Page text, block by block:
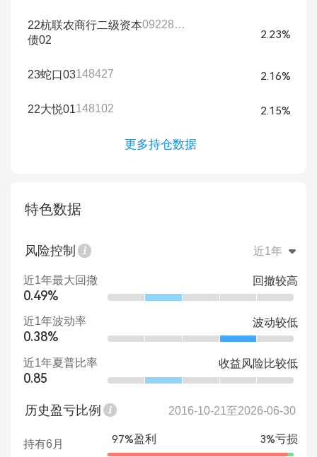
22杭联农商行二级资本
债02
092280024
2.23%
23蛇口03148427 2.16%
22大悦01148102 2.15%
更多持仓数据
特色数据
风险控制 近1年
近1年最大回撤
0.49%
回撤较高
近1年波动率
0.38%
波动较低
近1年夏普比率
0.85
收益风险比较低
历史盈亏比例 2016-10-21至2026-06-30
持有6月 97%盈利 3%亏损